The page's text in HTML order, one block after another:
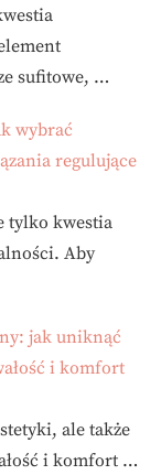
sufitowe, …
wybrać
regulujące
tylko kwestia
Aby
jak uniknąć
i komfort
ale także
i komfort …